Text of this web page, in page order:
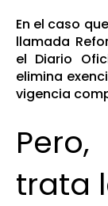
En el caso
llamada
el Diario
elimina
vigencia
trata